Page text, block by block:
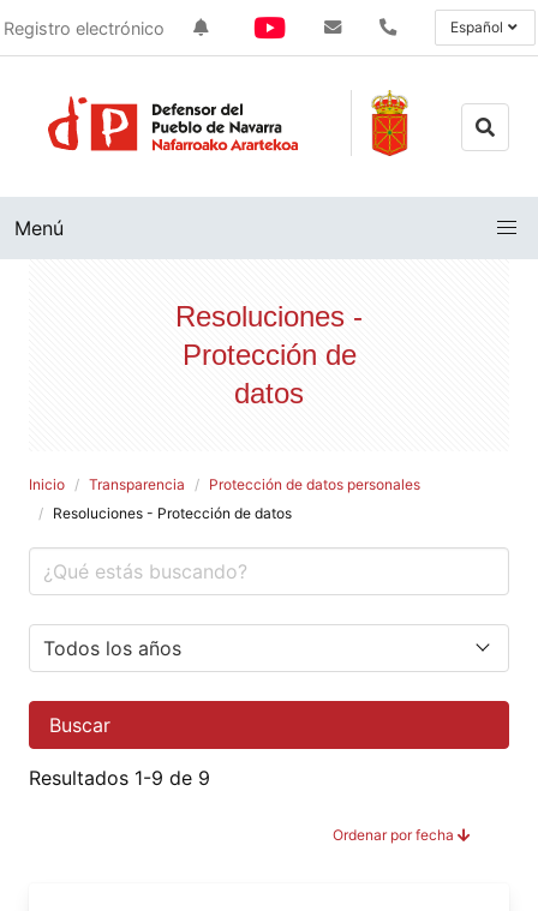
Registro electrónico Español
Menú
Resoluciones -
Protección de
datos
Inicio Transparencia
Protección de datos personales
Resoluciones - Protección de datos
Buscar
Resultados 1-9 de 9
Ordenar por fecha